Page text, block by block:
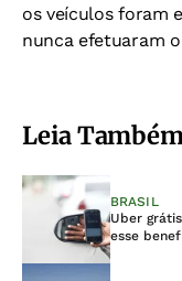
os veículos foram
nunca efetuaram
Leia
BRASIL
Uber
esse